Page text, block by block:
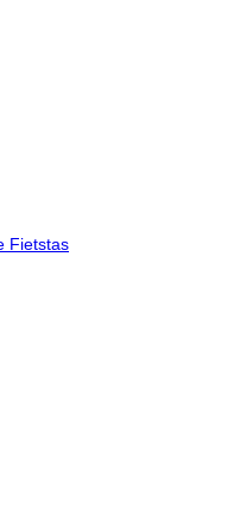
Fietstas